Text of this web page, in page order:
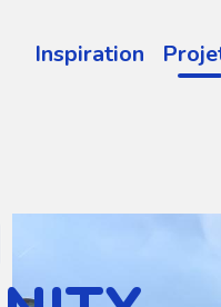
Inspiration